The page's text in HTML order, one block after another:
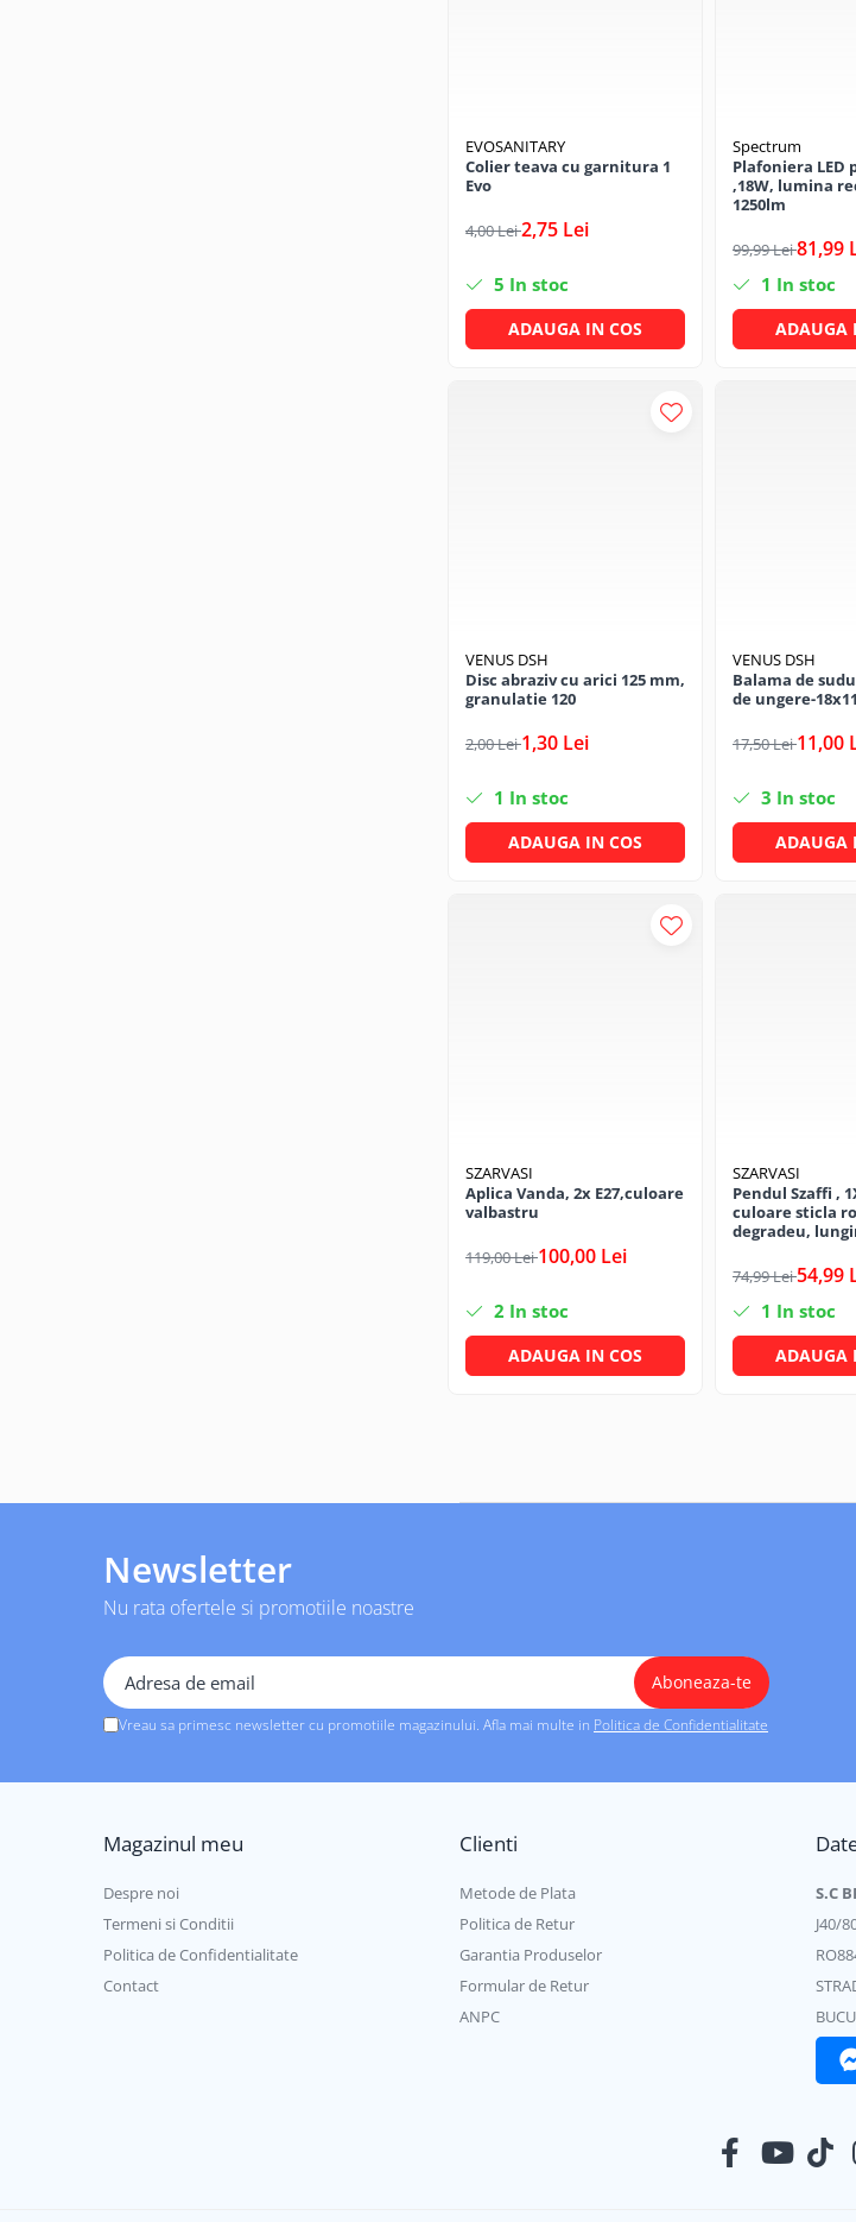
Solutii specializate
Solutii professionale pentru
spalatorii auto
EVOSANITARY
Colier teava cu garnitura 1
Evo
4,00 Lei2,75 Lei
5 In stoc
ADAUGA IN COS
Spectrum
Plafoniera LED
,18W, lumina
1250lm
99,99 Lei81,99
1 In stoc
ADAUGA
VENUS DSH
Disc abraziv cu arici 125 mm,
granulatie 120
2,00 Lei1,30 Lei
1 In stoc
ADAUGA IN COS
VENUS DSH
Balama de
de ungere-
17,50 Lei11,00
3 In stoc
ADAUGA
SZARVASI
Aplica Vanda, 2x E27,culoare
valbastru
119,00 Lei100,00 Lei
2 In stoc
ADAUGA IN COS
SZARVASI
Pendul Szaffi ,
culoare sticla
degradeu,
74,99 Lei54,99
1 In stoc
ADAUGA
Newsletter
Nu rata ofertele si promotiile noastre
Vreau sa primesc newsletter cu promotiile magazinului. Afla mai multe in Politica de Confidentialitate
Magazinul meu
Despre noi
Termeni si Conditii
Politica de Confidentialitate
Contact
Clienti
Metode de Plata
Politica de Retur
Garantia Produselor
Formular de Retur
ANPC
S.C
J40/